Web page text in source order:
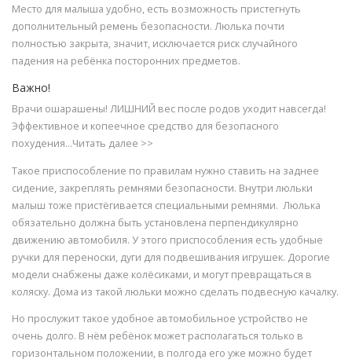
Место для малыша удобно, есть возможность пристегнуть
дополнительный ремень безопасности. Люлька почти
полностью закрыта, значит, исключается риск случайного
падения на ребёнка посторонних предметов.
Важно!
Врачи ошарашены! ЛИШНИЙ вес после родов уходит навсегда!
Эффективное и копеечное средство для безопасного
похудения...Читать далее >>
Такое приспособление по правилам нужно ставить на заднее
сидение, закреплять ремнями безопасности. Внутри люльки
малыш тоже пристёгивается специальными ремнями. Люлька
обязательно должна быть установлена перпендикулярно
движению автомобиля. У этого приспособления есть удобные
ручки для переноски, дуги для подвешивания игрушек. Дорогие
модели снабжены даже колёсиками, и могут превращаться в
коляску. Дома из такой люльки можно сделать подвесную качалку.
Но прослужит такое удобное автомобильное устройство не
очень долго. В нём ребёнок может располагаться только в
горизонтальном положении, в полгода его уже можно будет